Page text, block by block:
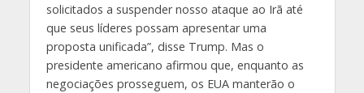
solicitados a suspender nosso ataque ao Irã até
que seus líderes possam apresentar uma
proposta unificada”, disse Trump. Mas o
presidente americano afirmou que, enquanto as
negociações prosseguem, os EUA manterão o